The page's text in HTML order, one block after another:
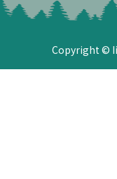
Copyright ©